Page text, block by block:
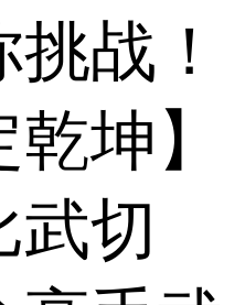
战！
乾坤】
武切